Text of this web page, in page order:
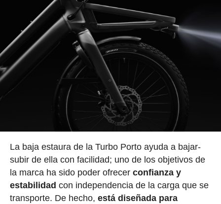
La baja estaura de la Turbo Porto ayuda a bajar-
subir de ella con facilidad; uno de los objetivos de
la marca ha sido poder ofrecer confianza y
estabilidad con independencia de la carga que se
transporte. De hecho, está diseñada para